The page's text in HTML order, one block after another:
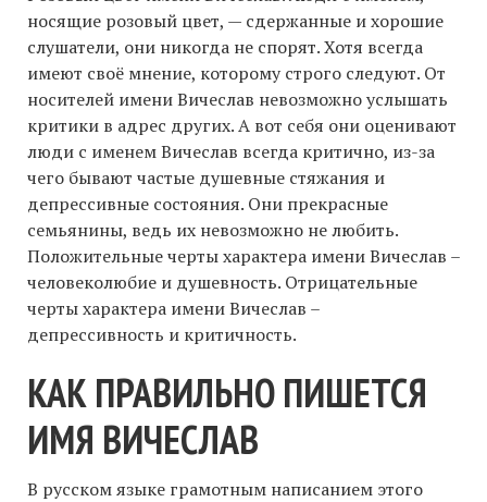
носящие розовый цвет, — сдержанные и хорошие
слушатели, они никогда не спорят. Хотя всегда
имеют своё мнение, которому строго следуют. От
носителей имени Вичеслав невозможно услышать
критики в адрес других. А вот себя они оценивают
люди с именем Вичеслав всегда критично, из-за
чего бывают частые душевные стяжания и
депрессивные состояния. Они прекрасные
семьянины, ведь их невозможно не любить.
Положительные черты характера имени Вичеслав –
человеколюбие и душевность. Отрицательные
черты характера имени Вичеслав –
депрессивность и критичность.
КАК ПРАВИЛЬНО ПИШЕТСЯ
ИМЯ ВИЧЕСЛАВ
В русском языке грамотным написанием этого